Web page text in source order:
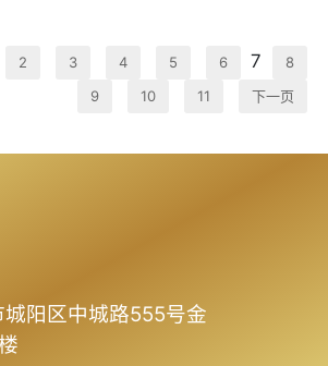
2 3 4 5 6 7
8
9
10 11 下一页
阳区中城路555号金